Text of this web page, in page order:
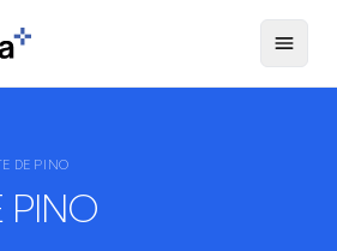
DE PINO
PINO